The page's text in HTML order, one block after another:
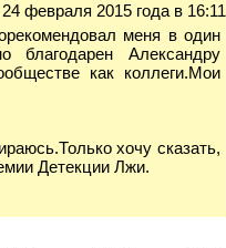
24 февраля 2015 года в 16:11
меня в один
Александру
как коллеги.Мои
хочу сказать,
Детекции Лжи.